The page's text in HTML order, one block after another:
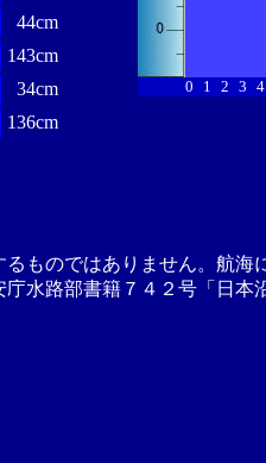
44cm
143cm
34cm
136cm
0 1 2 3 4
ものではありません。航海
水路部書籍７４２号「日本